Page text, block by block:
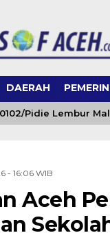
DAERAH
Pidie Lembur
- 16:06 WIB
Aceh